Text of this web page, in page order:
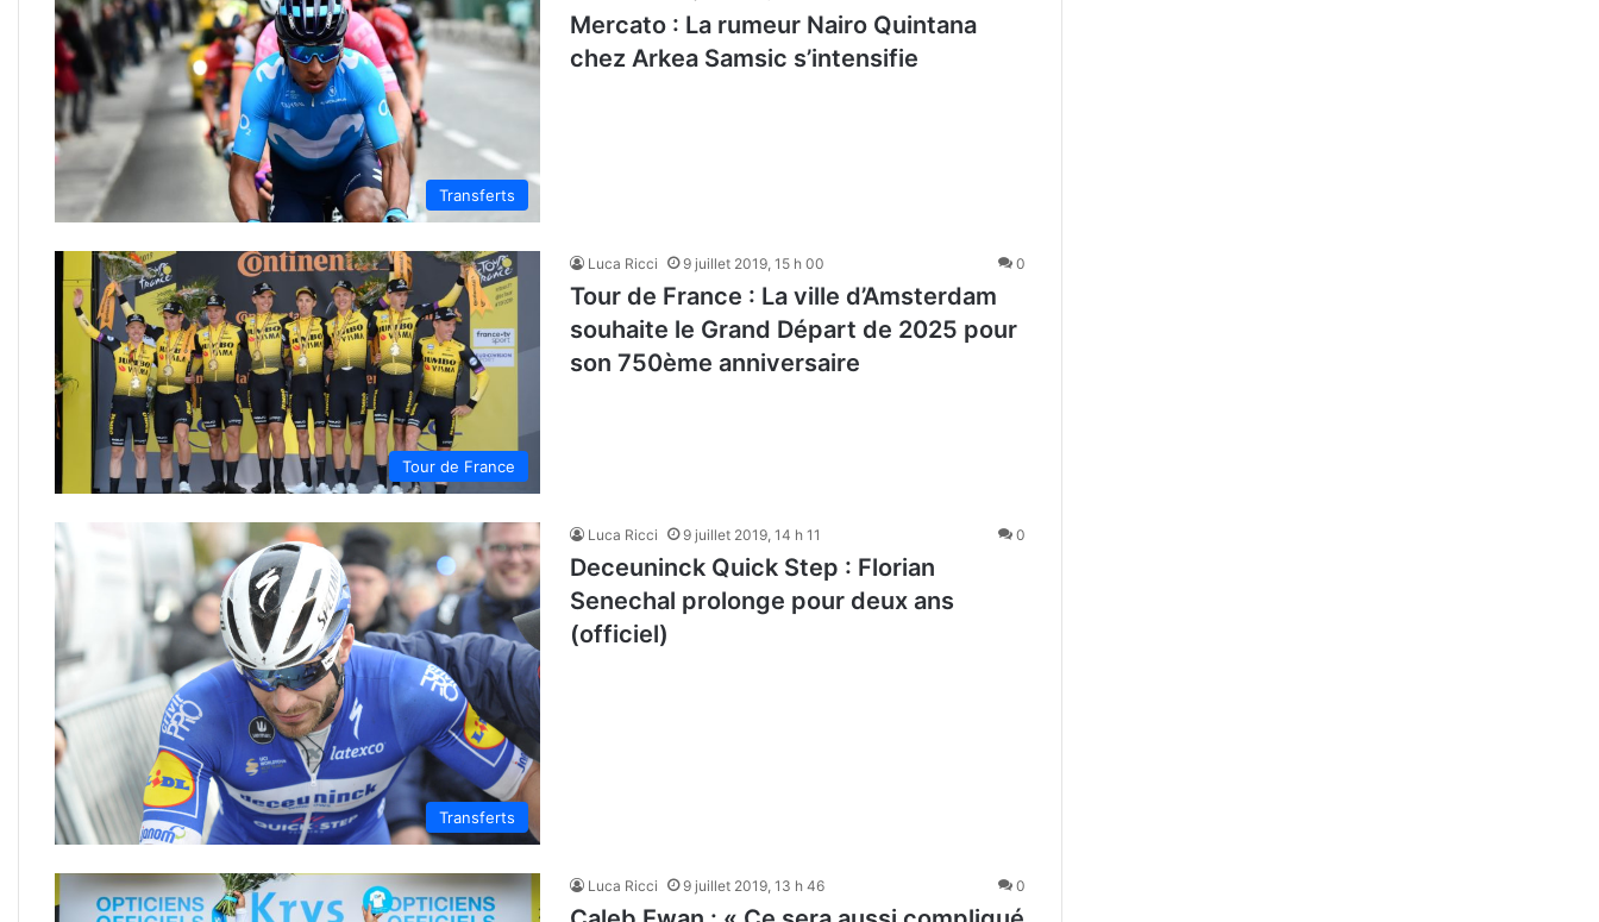
Transferts
Mercato : La rumeur Nairo Quintana
chez Arkea Samsic s’intensifie
Tour de France
Luca Ricci 9 juillet 2019, 15 h 00 0
Tour de France : La ville d’Amsterdam
souhaite le Grand Départ de 2025 pour
son 750ème anniversaire
Transferts
Luca Ricci 9 juillet 2019, 14 h 11 0
Deceuninck Quick Step : Florian
Senechal prolonge pour deux ans
(officiel)
Luca Ricci 9 juillet 2019, 13 h 46 0